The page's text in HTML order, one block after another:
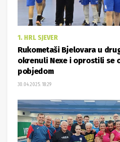
1. HRL SJEVER
Rukometaši Bjelovara u
okrenuli Nexe i oprostili se
pobjedom
30.04.2025. 18:29